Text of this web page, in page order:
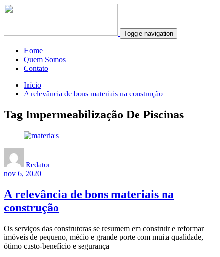
Toggle navigation
Home
Quem Somos
Contato
Início
A relevância de bons materiais na construção
Tag Impermeabilização De Piscinas
Redator
nov 6, 2020
A relevância de bons materiais na
construção
Os serviços das construtoras se resumem em construir e reformar
imóveis de pequeno, médio e grande porte com muita qualidade,
ótimo custo-benefício e segurança.